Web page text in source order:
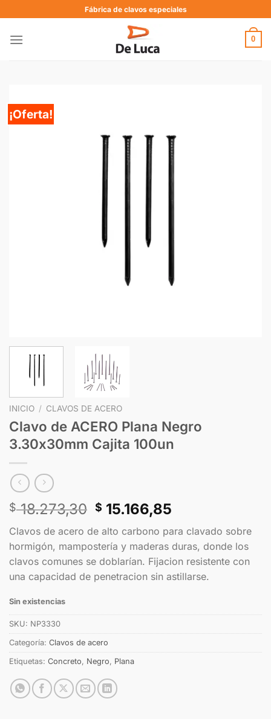
Fábrica de clavos especiales
0
¡Oferta!
INICIO / CLAVOS DE ACERO
Clavo de ACERO Plana Negro
3.30x30mm Cajita 100un
$18.273,30 $ 15.166,85
Clavos de acero de alto carbono para clavado sobre
hormigón, mampostería y maderas duras, donde los
clavos comunes se doblarían. Fijacion resistente con
una capacidad de penetracion sin astillarse.
Sin existencias
SKU: NP3330
Categoría: Clavos de acero
Etiquetas: Concreto, Negro, Plana